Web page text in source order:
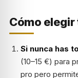
Cómo
Si nunca has
(10–15 €) para
pro pero